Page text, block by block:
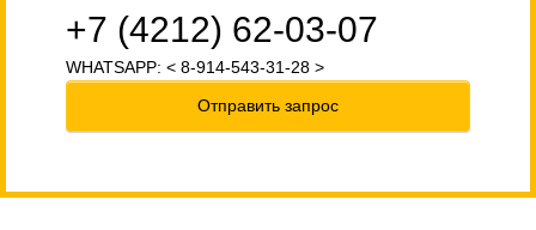
+7 (4212) 62-03-07
WHATSAPP: < 8-914-543-31-28 >
Отправить запрос